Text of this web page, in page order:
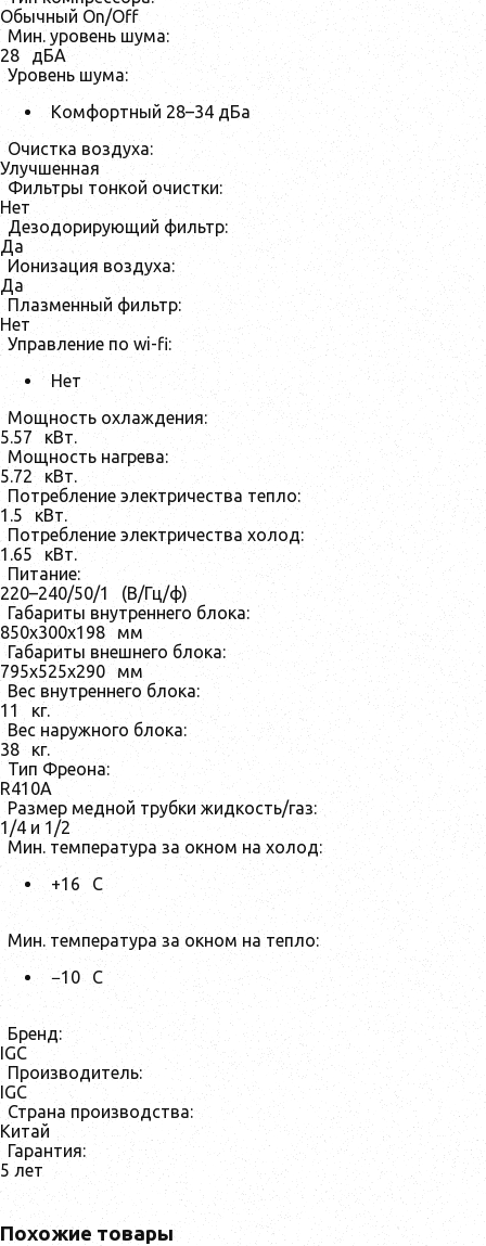
Обычный On/Off
Мин. уровень шума:
28
дБА
Уровень шума:
Комфортный 28–34 дБа
Очистка воздуха:
Улучшенная
Фильтры тонкой очистки:
Нет
Дезодорирующий фильтр:
Да
Ионизация воздуха:
Да
Плазменный фильтр:
Нет
Управление по wi-fi:
Нет
Мощность охлаждения:
5.57
кВт.
Мощность нагрева:
5.72
кВт.
Потребление электричества тепло:
1.5
кВт.
Потребление электричества холод:
1.65
кВт.
Питание:
220–240/50/1
(В/Гц/ф)
Габариты внутреннего блока:
850x300x198
мм
Габариты внешнего блока:
795x525x290
мм
Вес внутреннего блока:
11
кг.
Вес наружного блока:
38
кг.
Тип Фреона:
R410A
Размер медной трубки жидкость/газ:
1/4 и 1/2
Мин. температура за окном на холод:
+16
С
Мин. температура за окном на тепло:
−10
С
Бренд:
IGC
Производитель:
IGC
Страна производства:
Китай
Гарантия:
5 лет
Похожие товары